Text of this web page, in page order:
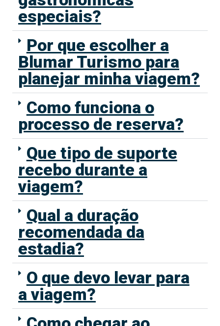
especiais?
Por que escolher a
Blumar Turismo para
planejar minha viagem?
Como funciona o
processo de reserva?
Que tipo de suporte
recebo durante a
viagem?
Qual a duração
recomendada da
estadia?
O que devo levar para
a viagem?